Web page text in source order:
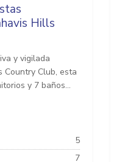
Hills
y vigilada
Country Club, esta
y 7 baños...
5
7